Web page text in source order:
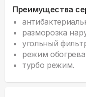
Преимущества
разморозка
угольный
режим
турбо режим.